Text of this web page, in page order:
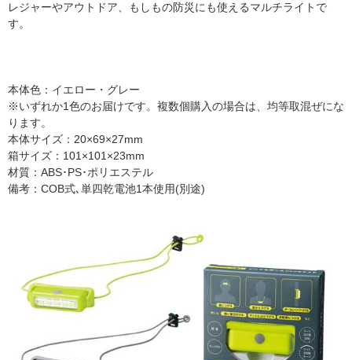
レジャーやアウトドア、もしもの防災にも使えるマルチライトで
す。
本体色：イエロー・グレー
※いずれか1色のお届けです。複数個購入の場合は、均等取混ぜにな
ります。
本体サイズ：20×69×27mm
箱サイズ：101×101×23mm
材質：ABS･PS･ポリエステル
備考：COB式､単四乾電池1本使用(別途)